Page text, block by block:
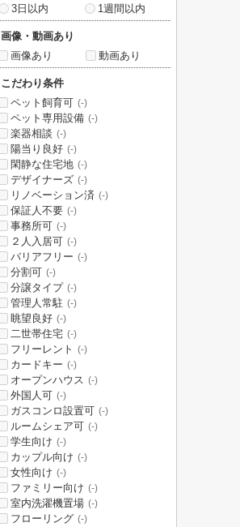
3日以内
1週間以内
画像・動画あり
画像あり
動画あり
こだわり条件
ペット飼育可 (-)
ペット専用設備 (-)
楽器相談 (-)
陽当り良好 (-)
閑静な住宅地 (-)
デザイナーズ (-)
リノベーション済 (-)
保証人不要 (-)
事務所可 (-)
２人入居可 (-)
バリアフリー (-)
分割可 (-)
分譲タイプ (-)
管理人常駐 (-)
眺望良好 (-)
二世帯住宅 (-)
フリーレント (-)
カードキー (-)
オープンハウス (-)
外国人可 (-)
ガスコンロ設置可 (-)
ルームシェア可 (-)
学生向け (-)
カップル向け (-)
女性向け (-)
ファミリー向け (-)
室内洗濯機置場 (-)
フローリング (-)